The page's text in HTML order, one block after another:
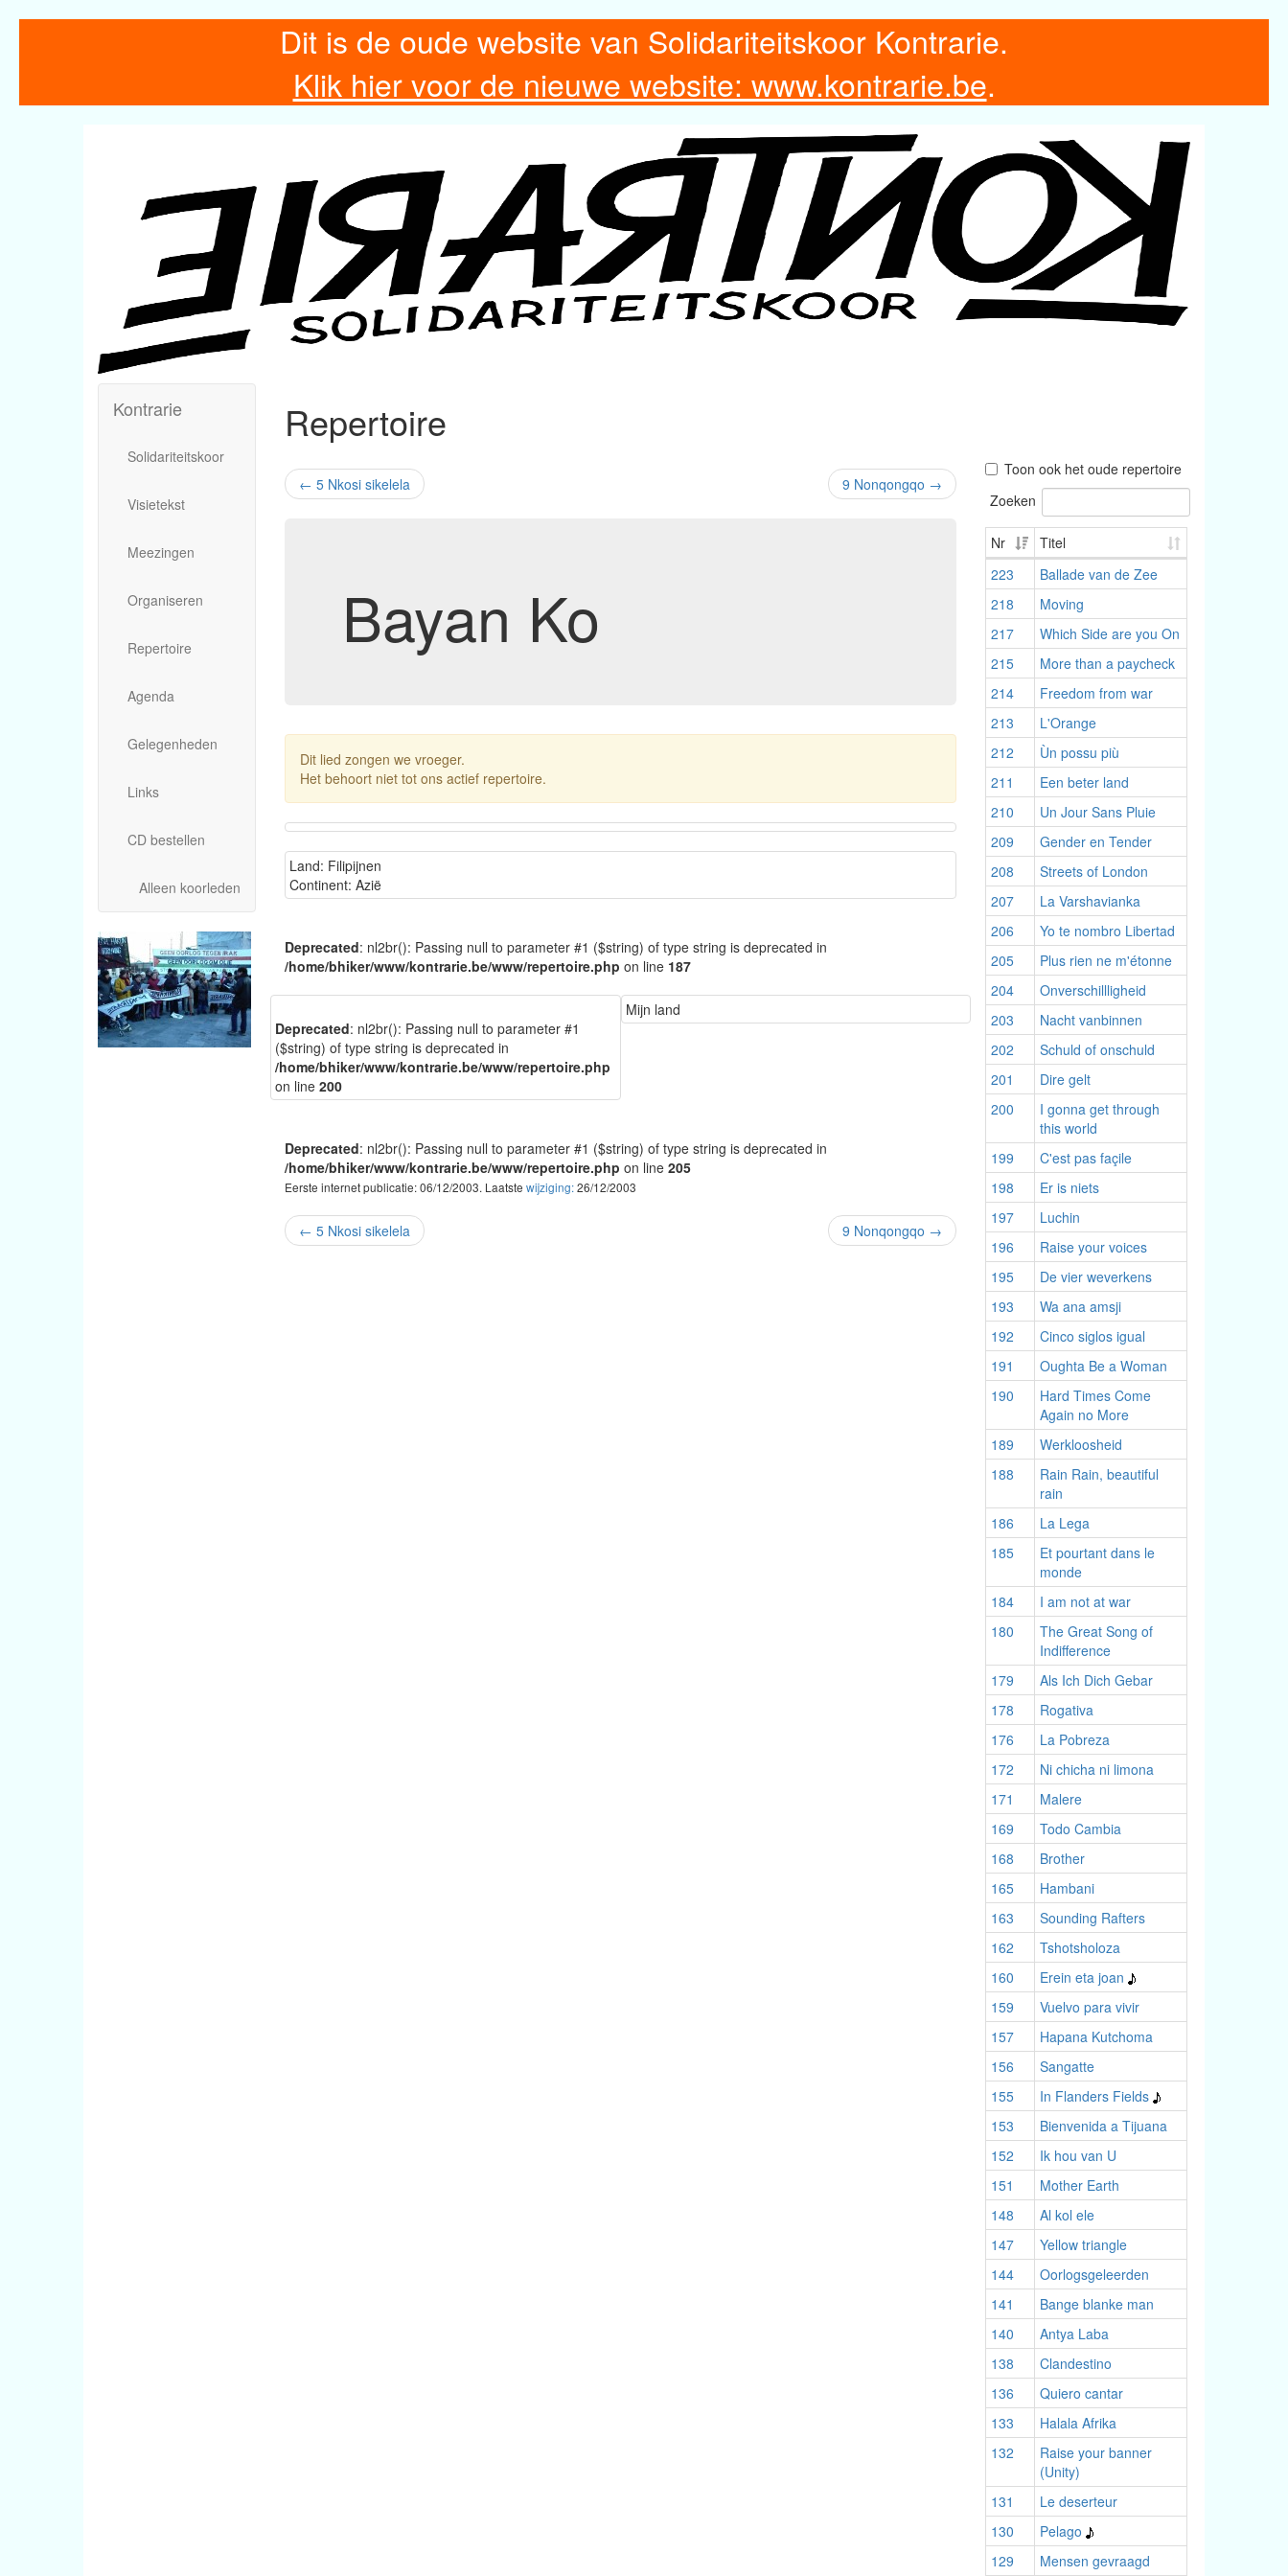
Dit is de oude website van Solidariteitskoor Kontrarie.
Klik hier voor de nieuwe website: www.kontrarie.be.
Kontrarie
Solidariteitskoor
Visietekst
Meezingen
Organiseren
Repertoire
Agenda
Gelegenheden
Links
CD bestellen
Alleen koorleden
Repertoire
← 5 Nkosi sikelela 9 Nonqongqo →
Bayan Ko
Dit lied zongen we vroeger.
Het behoort niet tot ons actief repertoire.
Land: Filipijnen
Continent: Azië
Deprecated: nl2br(): Passing null to parameter #1 ($string) of type string is deprecated in
/home/bhiker/www/kontrarie.be/www/repertoire.php on line 187
Deprecated: nl2br(): Passing null to parameter #1
($string) of type string is deprecated in
/home/bhiker/www/kontrarie.be/www/repertoire.php
on line 200
Mijn land
Deprecated: nl2br(): Passing null to parameter #1 ($string) of type string is deprecated in
/home/bhiker/www/kontrarie.be/www/repertoire.php on line 205
Eerste internet publicatie: 06/12/2003. Laatste wijziging:26/12/2003
← 5 Nkosi sikelela 9 Nonqongqo →
Toon ook het oude repertoire
Zoeken
Nr
Titel
223
Ballade van de Zee
218
Moving
217
Which Side are you On
215
More than a paycheck
214
Freedom from war
213
L'Orange
212
Ùn possu più
211
Een beter land
210
Un Jour Sans Pluie
209
Gender en Tender
208
Streets of London
207
La Varshavianka
206
Yo te nombro Libertad
205
Plus rien ne m'étonne
204
Onverschillligheid
203
Nacht vanbinnen
202
Schuld of onschuld
201
Dire gelt
200
I gonna get through
this world
199
C'est pas façile
198
Er is niets
197
Luchin
196
Raise your voices
195
De vier weverkens
193
Wa ana amsji
192
Cinco siglos igual
191
Oughta Be a Woman
190
Hard Times Come
Again no More
189
Werkloosheid
188
Rain Rain, beautiful
rain
186
La Lega
185
Et pourtant dans le
monde
184
I am not at war
180
The Great Song of
Indifference
179
Als Ich Dich Gebar
178
Rogativa
176
La Pobreza
172
Ni chicha ni limona
171
Malere
169
Todo Cambia
168
Brother
165
Hambani
163
Sounding Rafters
162
Tshotsholoza
160
Erein eta joan
159
Vuelvo para vivir
157
Hapana Kutchoma
156
Sangatte
155
In Flanders Fields
153
Bienvenida a Tijuana
152
Ik hou van U
151
Mother Earth
148
Al kol ele
147
Yellow triangle
144
Oorlogsgeleerden
141
Bange blanke man
140
Antya Laba
138
Clandestino
136
Quiero cantar
133
Halala Afrika
132
Raise your banner
(Unity)
131
Le deserteur
130
Pelago
129
Mensen gevraagd